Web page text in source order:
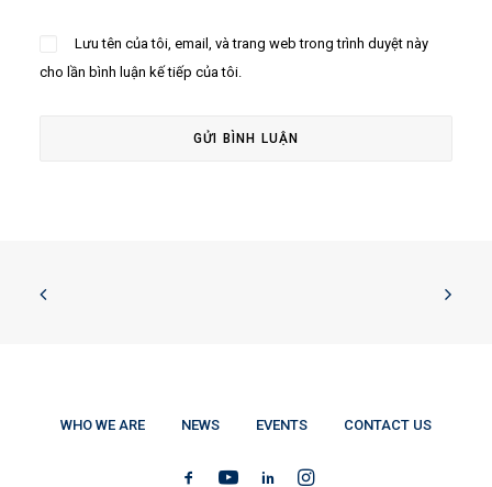
Lưu tên của tôi, email, và trang web trong trình duyệt này
cho lần bình luận kế tiếp của tôi.
WHO WE ARE NEWS EVENTS CONTACT US